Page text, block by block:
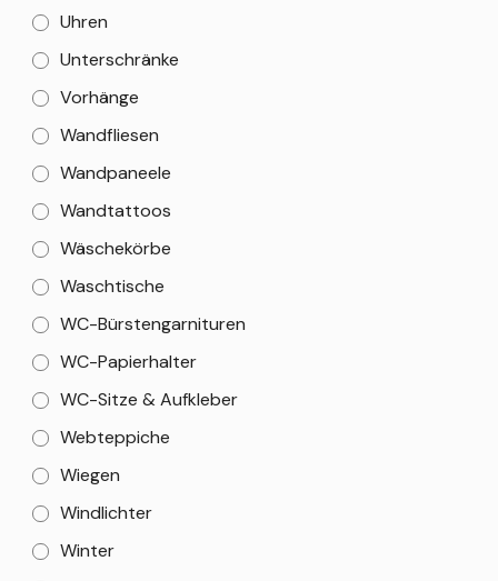
Uhren
Unterschränke
Vorhänge
Wandfliesen
Wandpaneele
Wandtattoos
Wäschekörbe
Waschtische
WC-Bürstengarnituren
WC-Papierhalter
WC-Sitze & Aufkleber
Webteppiche
Wiegen
Windlichter
Winter